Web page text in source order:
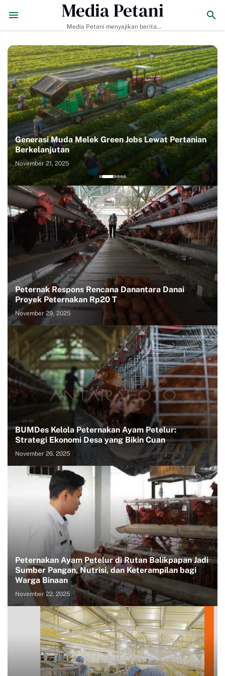
Ditunjuk sebagai Pelatih Timnas Uruguay2026年バリ島のおすすめ
Media Petani
Media Petani menyajikan berita
tanaman & ternak, pupuk organik,
dan teknologi pertanian modern.
Generasi Muda Melek Green Jobs Lewat Pertanian
Berkelanjutan
November 21, 2025
1 2 345
Peternak Respons Rencana Danantara Danai
Proyek Peternakan Rp20 T
November 29, 2025
BUMDes Kelola Peternakan Ayam Petelur:
Strategi Ekonomi Desa yang Bikin Cuan
November 26, 2025
Peternakan Ayam Petelur di Rutan Balikpapan Jadi
Sumber Pangan, Nutrisi, dan Keterampilan bagi
Warga Binaan
November 22, 2025